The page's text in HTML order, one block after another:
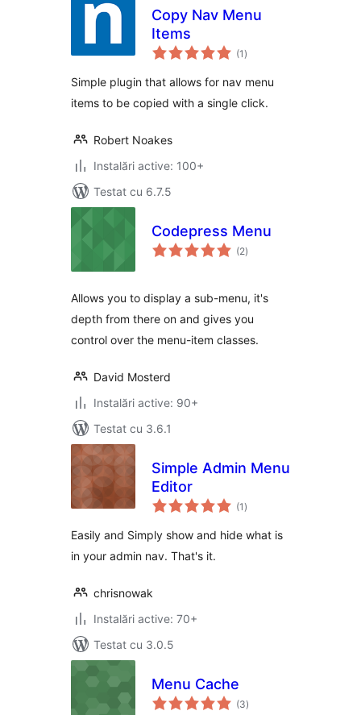
Copy Nav Menu
Items
(1 total
aprecieri
)
Simple plugin that allows for nav menu
items to be copied with a single click.
Robert Noakes
Instalări active: 100+
Testat cu 6.7.5
Codepress Menu
(2total
aprecieri
)
Allows you to display a sub-menu, it's
depth from there on and gives you
control over the menu-item classes.
David Mosterd
Instalări active: 90+
Testat cu 3.6.1
Simple Admin Menu
Editor
(1 total
aprecieri
)
Easily and Simply show and hide what is
in your admin nav. That's it.
chrisnowak
Instalări active: 70+
Testat cu 3.0.5
Menu Cache
(3total
aprecieri
)